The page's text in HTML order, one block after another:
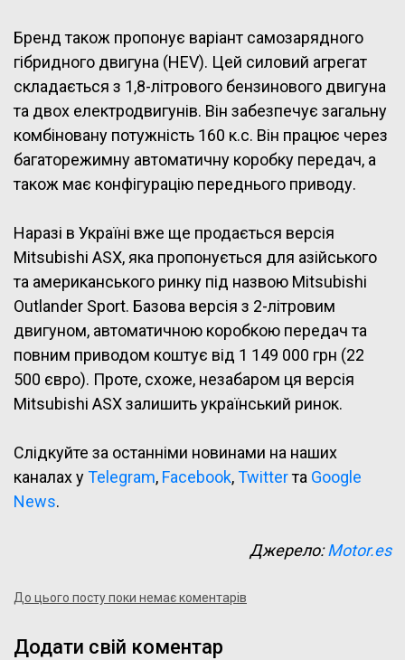
Бренд також пропонує варіант самозарядного
гібридного двигуна (HEV). Цей силовий агрегат
складається з 1,8-літрового бензинового двигуна
та двох електродвигунів. Він забезпечує загальну
комбіновану потужність 160 к.с. Він працює через
багаторежимну автоматичну коробку передач, а
також має конфігурацію переднього приводу.
Наразі в Україні вже ще продається версія
Mitsubishi ASX, яка пропонується для азійського
та американського ринку під назвою Mitsubishi
Outlander Sport. Базова версія з 2-літровим
двигуном, автоматичною коробкою передач та
повним приводом коштує від 1 149 000 грн (22
500 євро). Проте, схоже, незабаром ця версія
Mitsubishi ASX залишить український ринок.
Слідкуйте за останніми новинами на наших
каналах уTelegram, Facebook,Twitterта Google
News.
Джерело:Motor.es
До цього посту поки немає коментарів
Додати свій коментар